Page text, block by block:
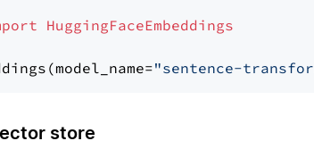
HuggingFaceEmbeddings
"sentence-
store